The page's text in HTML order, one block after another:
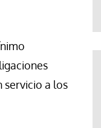
servicio a los